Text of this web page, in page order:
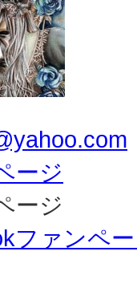
ージ
ージ
ファンペ